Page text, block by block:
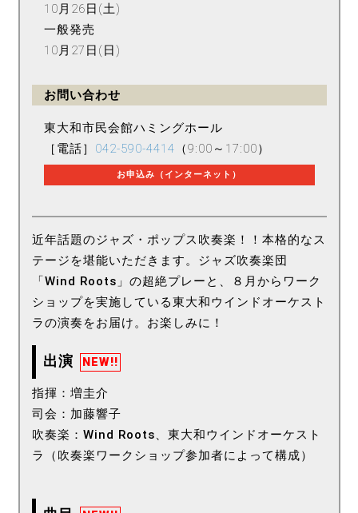
10月26日(土)
一般発売
10月27日(日)
お問い合わせ
東大和市民会館ハミングホール
［電話］ 042-590-4414 （9:00～17:00）
お申込み（インターネット）
近年話題のジャズ・ポップス吹奏楽！！本格的なス
テージを堪能いただきます。ジャズ吹奏楽団
「Wind Roots」の超絶プレーと、８月からワーク
ショップを実施している東大和ウインドオーケスト
ラの演奏をお届け。お楽しみに！
出演 NEW!!
指揮：増圭介
司会：加藤響子
吹奏楽：Wind Roots、東大和ウインドオーケスト
ラ（吹奏楽ワークショップ参加者によって構成）